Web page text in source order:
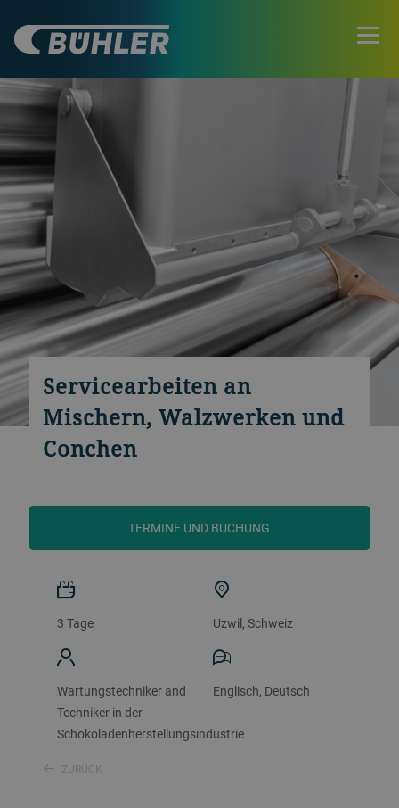
Servicearbeiten an
Mischern, Walzwerken und
Conchen
TERMINE UND BUCHUNG
3 Tage Uzwil, Schweiz
Wartungstechniker and
Techniker in der
Schokoladenherstellungsindustrie
Englisch, Deutsch
ZURÜCK